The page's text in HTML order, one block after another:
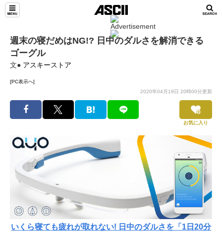
週末の寝だめはNG!? 日中のダルさを解消できる
ゴーグル
文● アスキーストア
[PC表示へ]
2020年04月19日 20時00分更新
お気に入り
いくら寝ても疲れが取れない! 日中のダルさを「1日20分